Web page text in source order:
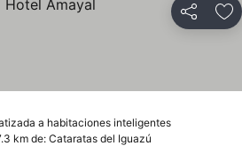
Compartir
a habitaciones inteligentes
km de: Cataratas del Iguazú